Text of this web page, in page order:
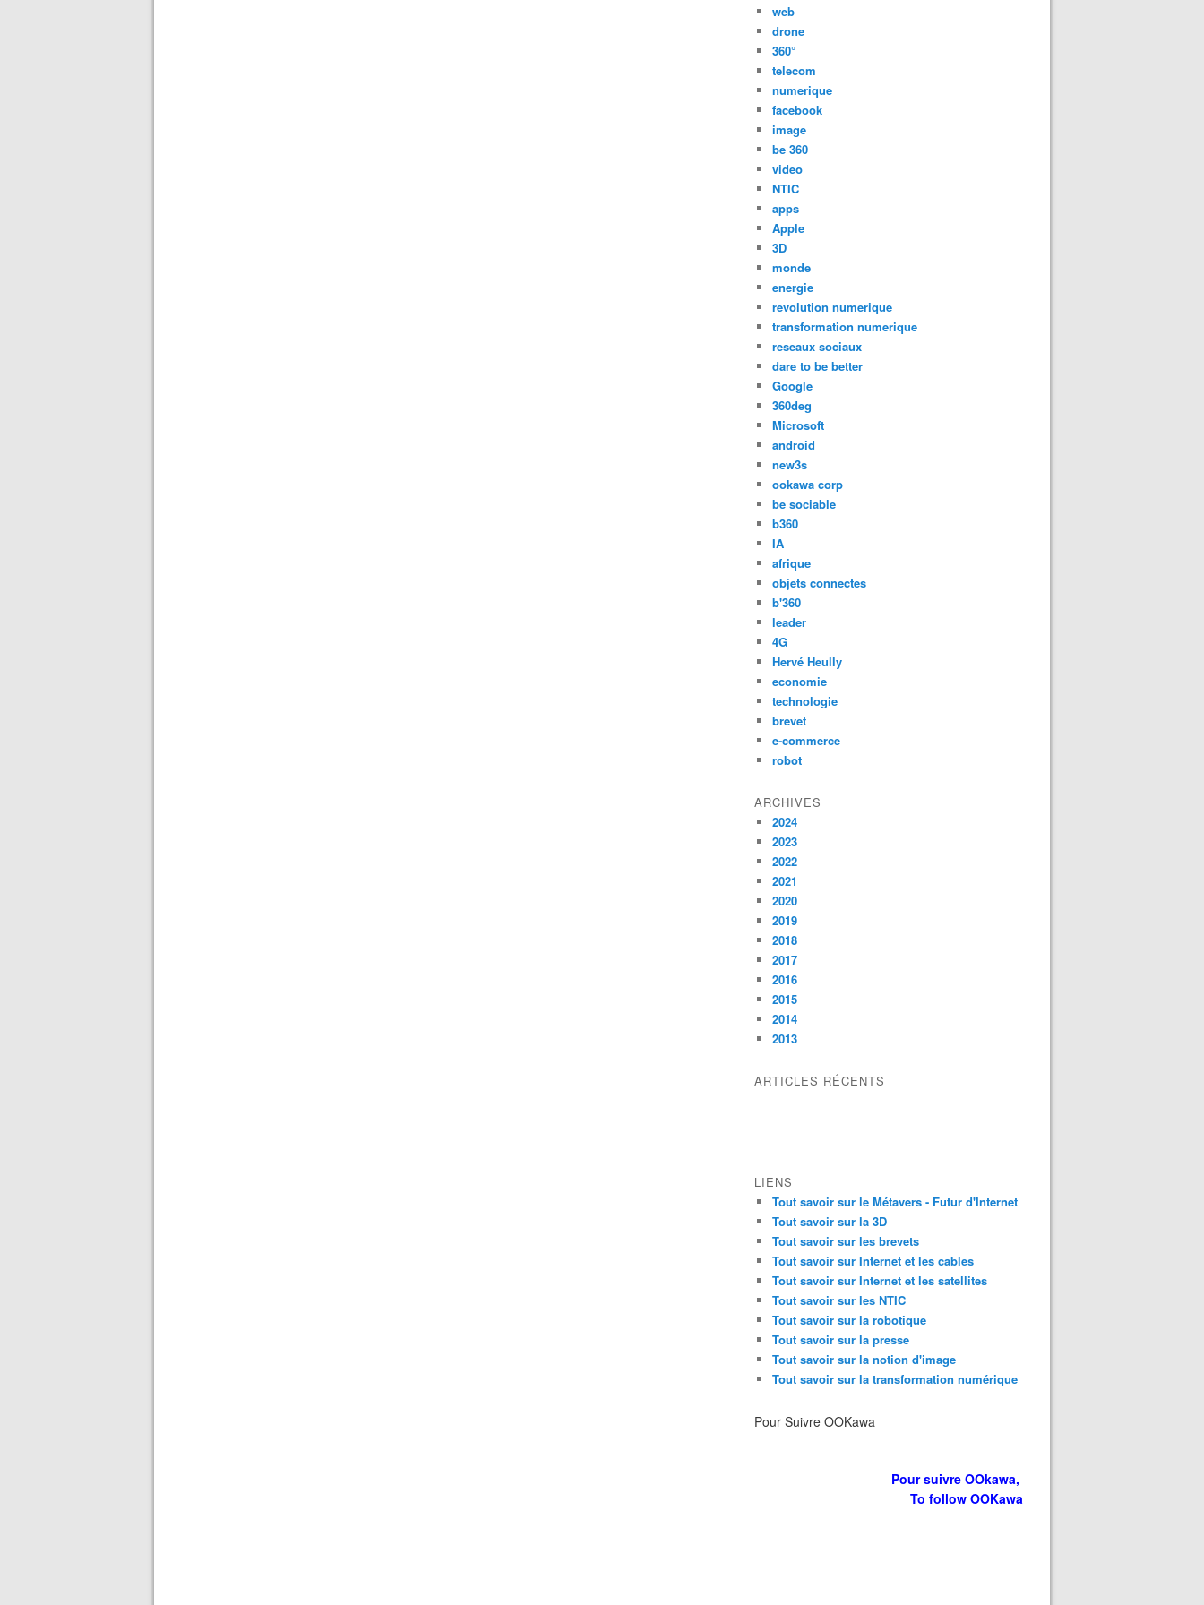
web
drone
360°
telecom
numerique
facebook
image
be 360
video
NTIC
apps
Apple
3D
monde
energie
revolution numerique
transformation numerique
reseaux sociaux
dare to be better
Google
360deg
Microsoft
android
new3s
ookawa corp
be sociable
b360
IA
afrique
objets connectes
b'360
leader
4G
Hervé Heully
economie
technologie
brevet
e-commerce
robot
ARCHIVES
2024
2023
2022
2021
2020
2019
2018
2017
2016
2015
2014
2013
ARTICLES RÉCENTS
LIENS
Tout savoir sur le Métavers - Futur d'Internet
Tout savoir sur la 3D
Tout savoir sur les brevets
Tout savoir sur Internet et les cables
Tout savoir sur Internet et les satellites
Tout savoir sur les NTIC
Tout savoir sur la robotique
Tout savoir sur la presse
Tout savoir sur la notion d'image
Tout savoir sur la transformation numérique
Pour Suivre OOKawa
Pour suivre OOkawa,
To follow OOKawa